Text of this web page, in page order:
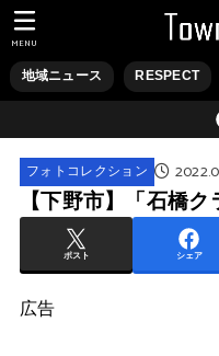
地域ニュース RESPECT
MENU
フォトコレクション
【下野市】「石橋
ポスト シェア
広告